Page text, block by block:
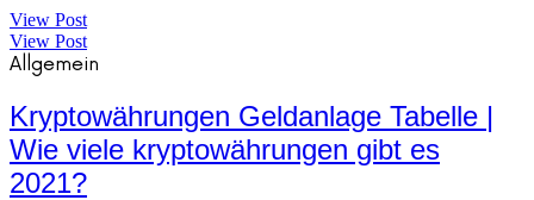
View Post
View Post
Allgemein
Kryptowährungen Geldanlage Tabelle |
Wie viele kryptowährungen gibt es
2021?